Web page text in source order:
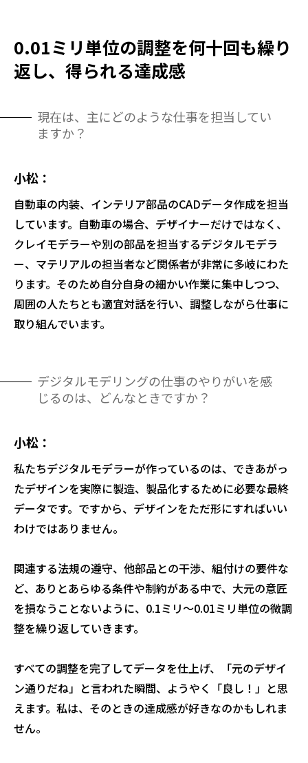
0.01ミリ単位の調整を何十回も繰り
返し、得られる達成感
現在は、主にどのような仕事を担当してい
ますか？
小松
自動車の内装、インテリア部品のCADデータ作成を担当
しています。自動車の場合、デザイナーだけではなく、
クレイモデラーや別の部品を担当するデジタルモデラ
ー、マテリアルの担当者など関係者が非常に多岐にわた
ります。そのため自分自身の細かい作業に集中しつつ、
周囲の人たちとも適宜対話を行い、調整しながら仕事に
取り組んでいます。
デジタルモデリングの仕事のやりがいを感
じるのは、どんなときですか？
小松
私たちデジタルモデラーが作っているのは、できあがっ
たデザインを実際に製造、製品化するために必要な最終
データです。ですから、デザインをただ形にすればいい
わけではありません。
関連する法規の遵守、他部品との干渉、組付けの要件な
ど、ありとあらゆる条件や制約がある中で、大元の意匠
を損なうことないように、0.1ミリ～0.01ミリ単位の微調
整を繰り返していきます。
すべての調整を完了してデータを仕上げ、「元のデザイ
ン通りだね」と言われた瞬間、ようやく「良し！」と思
えます。私は、そのときの達成感が好きなのかもしれま
せん。